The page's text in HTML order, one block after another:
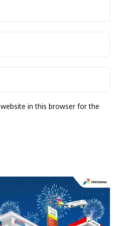
in this browser for the